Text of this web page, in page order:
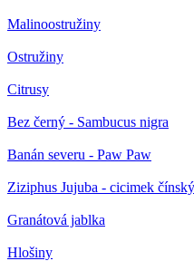
Malinoostružiny
Ostružiny
Citrusy
Bez černý - Sambucus nigra
Banán severu - Paw Paw
Ziziphus Jujuba - cicimek čínský
Granátová jablka
Hlošiny